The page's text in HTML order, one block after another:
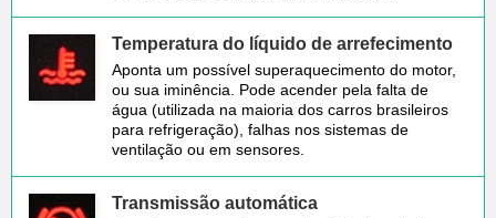
Temperatura do líquido de arrefecimento
Aponta um possível superaquecimento do motor,
ou sua iminência. Pode acender pela falta de
água (utilizada na maioria dos carros brasileiros
para refrigeração), falhas nos sistemas de
ventilação ou em sensores.
Transmissão automática